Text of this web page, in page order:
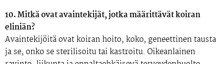
10. Mitkä ovat avaintekijät, jotka määrittävät koiran
eliniän?
Avaintekijöitä ovat koiran hoito, koko, geneettinen tausta
ja se, onko se sterilisoitu tai kastroitu. Oikeanlainen